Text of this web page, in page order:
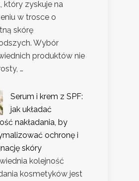
który zyskuje na
w trosce o
skórę
Wybór
produktów nie
…
Serum i krem z SPF:
jak układać
nakładania, by
ochronę i
skóry
kolejność
kosmetyków jest